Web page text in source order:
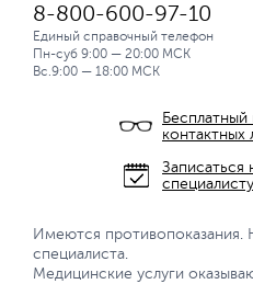
8-800-600-97-10
Единый справочный телефон
Пн-суб 9:00 — 20:00 МСК
Вс.9:00 — 18:00 МСК
контактных
Записаться
специалисту
Имеются противопоказания.
специалиста.
Медицинские услуги